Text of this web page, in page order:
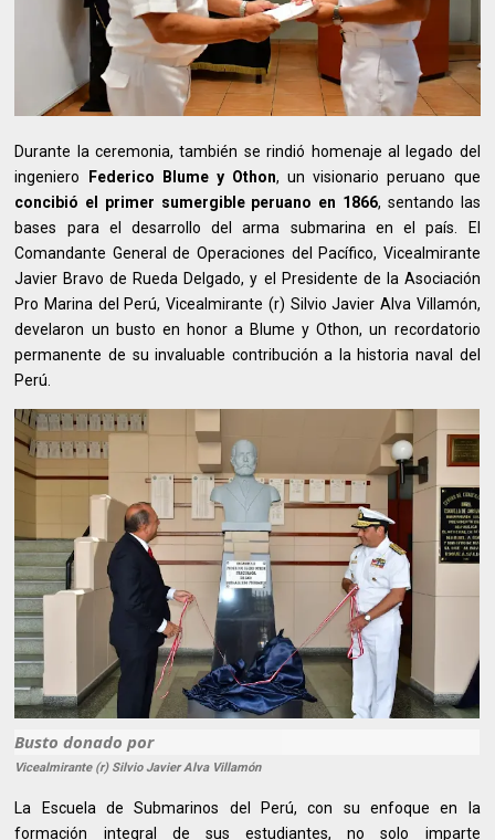
Durante la ceremonia, también se rindió homenaje al legado del
ingeniero
Federico Blume y Othon, un visionario peruano que
concibió el primer sumergible peruano en 1866, sentando las
bases para el desarrollo del arma submarina en el país. El
Comandante General de Operaciones del Pacífico, Vicealmirante
Javier Bravo de Rueda Delgado, y el Presidente de la Asociación
Pro Marina del Perú, Vicealmirante (r) Silvio Javier Alva Villamón,
develaron un busto en honor a Blume y Othon, un recordatorio
permanente de su invaluable contribución a la historia naval del
Perú.
Busto donado por
Vicealmirante (r) Silvio Javier Alva Villamón
La Escuela de Submarinos del Perú, con su enfoque en la
formación integral de sus estudiantes, no solo imparte